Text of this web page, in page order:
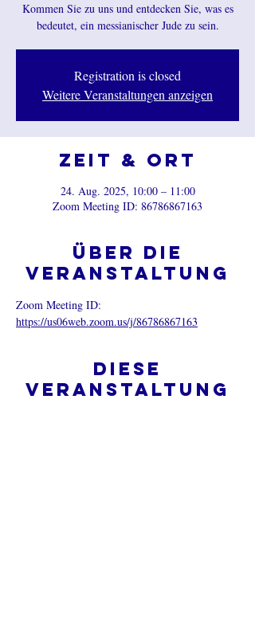
Kommen Sie zu uns und entdecken Sie, was es
bedeutet, ein messianischer Jude zu sein.
Registration is closed
Weitere Veranstaltungen anzeigen
Zeit & Ort
24. Aug. 2025, 10:00 – 11:00
Zoom Meeting ID: 86786867163
Über die
Veranstaltung
Zoom Meeting ID:
https://us06web.zoom.us/j/86786867163
Diese
Veranstaltung